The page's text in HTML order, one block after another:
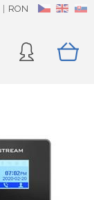
CZ EN SK
RON